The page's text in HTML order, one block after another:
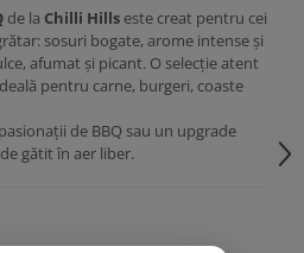
de la Chilli Hills este creat pentru cei
sosuri bogate, arome intense și
afumat și picant. O selecție atent
pentru carne, burgeri, coaste
de BBQ sau un upgrade
gătit în aer liber.